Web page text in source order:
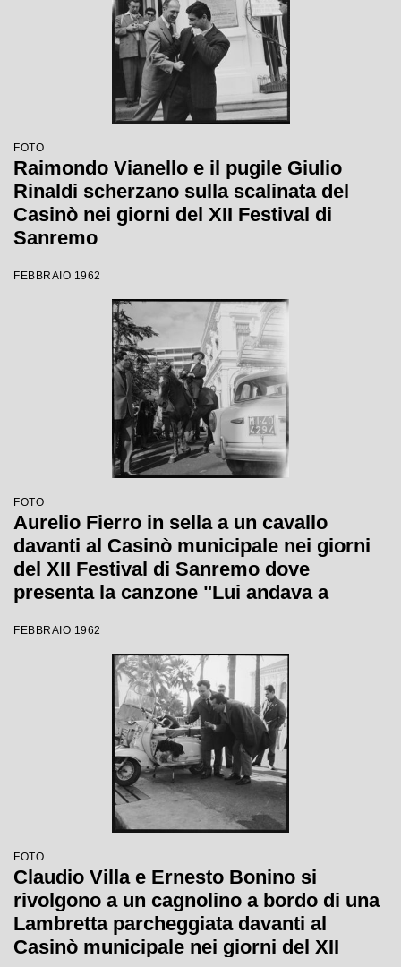
FOTO
Raimondo Vianello e il pugile Giulio
Rinaldi scherzano sulla scalinata del
Casinò nei giorni del XII Festival di
Sanremo
FEBBRAIO 1962
FOTO
Aurelio Fierro in sella a un cavallo
davanti al Casinò municipale nei giorni
del XII Festival di Sanremo dove
presenta la canzone "Lui andava a
FEBBRAIO 1962
FOTO
Claudio Villa e Ernesto Bonino si
rivolgono a un cagnolino a bordo di una
Lambretta parcheggiata davanti al
Casinò municipale nei giorni del XII